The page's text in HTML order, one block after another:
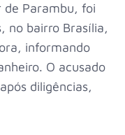
de Parambu, foi
no bairro Brasília,
informando
O acusado
diligências,